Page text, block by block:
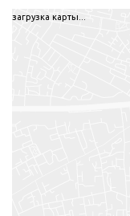
загрузка карты...